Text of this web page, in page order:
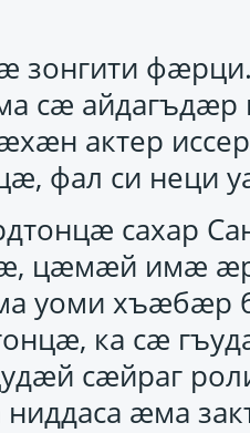
зонгити
сӕ айдагъдӕр
актер
фал си неци
сахар
цӕмӕй имӕ
уоми
ка сӕ
сӕйраг
ӕма